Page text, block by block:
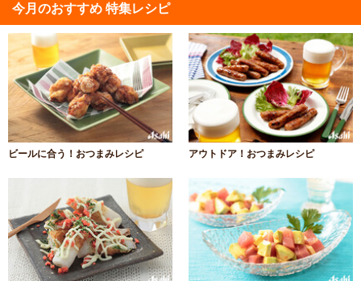
今月のおすすめ 特集レシピ
ビールに合う！おつまみレシピ アウトドア！おつまみレシピ